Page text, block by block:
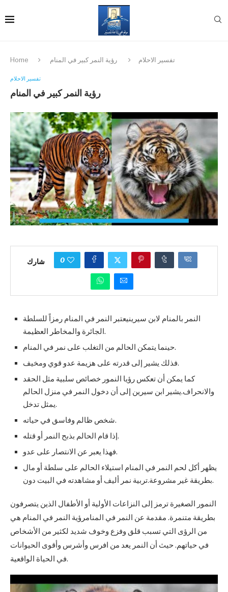
Home تفسير الاحلام رؤية النمر كبير في المنام
تفسير الاحلام
رؤية النمر كبير في المنام
شارك 0
النمر بالمنام لابن سيرينيعتبر النمر في المنام رمزاً للسلطة
الجائرة والمخاطر العظيمة.
حينما يتمكن الحالم من التغلب على نمر في المنام.
فذلك يشير إلى قدرته على هزيمة عدو قوي ومخيف.
كما يمكن أن تعكس رؤيا النمور خصائص سلبية مثل الحقد
والانحراف.يشير ابن سيرين إلى أن دخول النمر في منزل الحالم
يمثل تدخل.
شخص ظالم وفاسق في حياته.
إذا قام الحالم بذبح النمر أو قتله.
فهذا يعبر عن الانتصار على عدو.
يظهر أكل لحم النمر في المنام استيلاء الحالم على سلطة أو مال
بطريقة غير مشروعة.تربية نمر أليف أو مشاهدته في البيت دون.
النمور الصغيرة ترمز إلى النزاعات الأولية أو الأطفال الذين يتصرفون
بطريقة متنمرة. مقدمة عن النمر في المنامرؤية النمر في المنام هي
من الرؤى التي تسبب قلق وفزع وخوف شديد لكثير من الأشخاص
في حياتهم. حيث أن النمر يعد من افرس وأشرس وأقوى الحيوانات
في الحياة الواقعية.